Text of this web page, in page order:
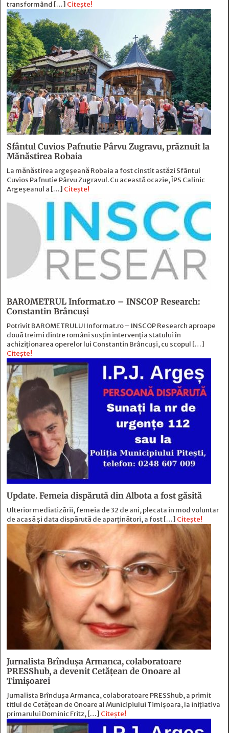
transformând […] Citește!
Sfântul Cuvios Pafnutie Pârvu Zugravu, prăznuit la
Mănăstirea Robaia
La mănăstirea argeșeană Robaia a fost cinstit astăzi Sfântul
Cuvios Pafnutie Pârvu Zugravul. Cu această ocazie, ÎPS Calinic
Argeșeanul a […] Citește!
BAROMETRUL Informat.ro – INSCOP Research:
Constantin Brâncuși
Potrivit BAROMETRULUI Informat.ro – INSCOP Research aproape
două treimi dintre români susțin intervenția statului în
achiziționarea operelor lui Constantin Brâncuși, cu scopul […]
Citește!
Update. Femeia dispărută din Albota a fost găsită
Ulterior mediatizării, femeia de 32 de ani, plecata in mod voluntar
de acasă și data dispărută de aparținători, a fost […] Citește!
Jurnalista Brîndușa Armanca, colaboratoare
PRESShub, a devenit Cetățean de Onoare al
Timișoarei
Jurnalista Brîndușa Armanca, colaboratoare PRESShub, a primit
titlul de Cetățean de Onoare al Municipiului Timișoara, la inițiativa
primarului Dominic Fritz, […] Citește!